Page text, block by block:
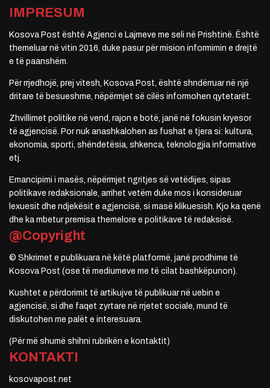
IMPRESUM
Kosova Post është Agjenci e Lajmeve me seli në Prishtinë. Është
themeluar në vitin 2016, duke pasur për mision informimin e drejtë
e të paanshëm.
Për rrjedhojë, prej vitesh, Kosova Post, është shndërruar në një
dritare të besueshme, nëpërmjet së cilës informohen qytetarët.
Zhvillimet politike në vend, rajon e botë, janë në fokusin kryesor
të agjencisë. Por nuk anashkalohen as fushat e tjera si: kultura,
ekonomia, sporti, shëndetësia, shkenca, teknologjia informative
etj.
Emancipimi i masës, nëpërmjet ngritjes së vetëdijes, sipas
politikave redaksionale, arrihet vetëm duke mos i konsideruar
lexuesit dhe ndjekësit e agjencisë, si masë klikuesish. Kjo ka qenë
dhe ka mbetur premisa themelore e politikave të redaksisë.
@Copyright
© Shkrimet e publikuara në këtë platformë, janë prodhime të
Kosova Post (ose të mediumeve me të cilat bashkëpunon).
Kushtet e përdorimit të artikujve të publikuar në uebin e
agjencisë, si dhe faqet zyrtare në rrjetet sociale, mund të
diskutohen me palët e interesuara.
(Për më shumë shihni rubrikën e kontaktit)
KONTAKTI
kosovapost.net